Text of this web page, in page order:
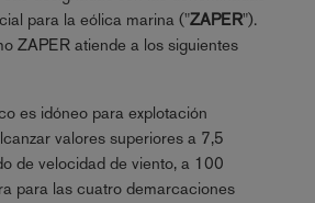
para la eólica marina ("ZAPER").
ZAPER atiende a los siguientes
es idóneo para explotación
valores superiores a 7,5
de velocidad de viento, a 100
para las cuatro demarcaciones